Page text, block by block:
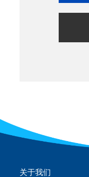
关于我们